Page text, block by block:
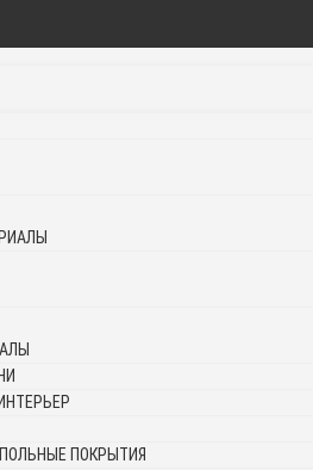
ПОКРЫТИЯ